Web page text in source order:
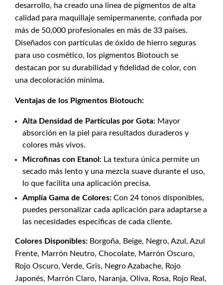
desarrollo, ha creado una línea de pigmentos de alta
calidad para maquillaje semipermanente, confiada por
más de 50,000 profesionales en más de 33 países.
Diseñados con partículas de óxido de hierro seguras
para uso cosmético, los pigmentos Biotouch se
destacan por su durabilidad y fidelidad de color, con
una decoloración mínima.
Ventajas de los Pigmentos Biotouch:
Alta Densidad de Partículas por Gota: Mayor
absorción en la piel para resultados duraderos y
colores más vivos.
Microfinas con Etanol: La textura única permite un
secado más lento y una mezcla suave durante el uso,
lo que facilita una aplicación precisa.
Amplia Gama de Colores: Con 24 tonos disponibles,
puedes personalizar cada aplicación para adaptarse a
las necesidades específicas de cada cliente.
Colores Disponibles: Borgoña, Beige, Negro, Azul, Azul
Frente, Marrón Neutro, Chocolate, Marrón Oscuro,
Rojo Oscuro, Verde, Gris, Negro Azabache, Rojo
Japonés, Marrón Claro, Naranja, Oliva, Rosa, Rojo Real,